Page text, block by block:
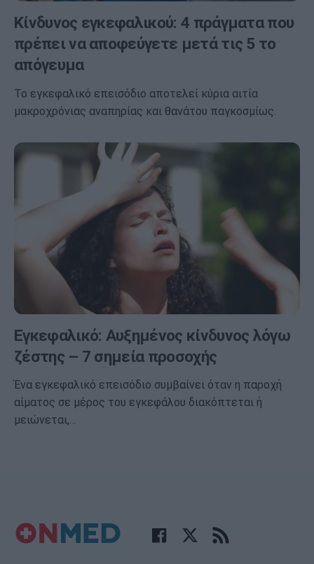
Κίνδυνος εγκεφαλικού: 4 πράγματα που
πρέπει να αποφεύγετε μετά τις 5 το
απόγευμα
Το εγκεφαλικό επεισόδιο αποτελεί κύρια αιτία
μακροχρόνιας αναπηρίας και θανάτου παγκοσμίως.
Εγκεφαλικό: Αυξημένος κίνδυνος λόγω
ζέστης – 7 σημεία προσοχής
Ένα εγκεφαλικό επεισόδιο συμβαίνει όταν η παροχή
αίματος σε μέρος του εγκεφάλου διακόπτεται ή
μειώνεται,…